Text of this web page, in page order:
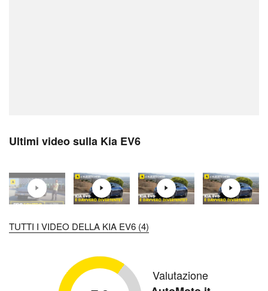
Ultimi video sulla Kia EV6
TUTTI I VIDEO DELLA KIA EV6 (4)
Valutazione